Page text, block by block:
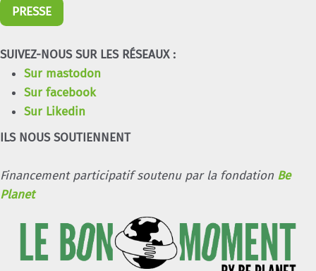
PRESSE
SUIVEZ-NOUS SUR LES RÉSEAUX :
Sur mastodon
Sur facebook
Sur Likedin
ILS NOUS SOUTIENNENT
Financement participatif soutenu par la fondation Be
Planet